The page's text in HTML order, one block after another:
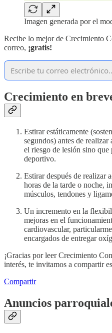
Imagen generada por el
Recibe lo mejor de Crecimiento
correo, ¡gratis!
Crecimiento en
Estirar estáticamente
segundos) antes de
el riesgo de lesión sino
deportivo.
Estirar después de realizar
horas de la tarde o noche,
músculos, tendones y
Un incremento en la
mejoras en el
cardiovascular,
encargados de entregar
¡Gracias por leer Crecimiento
interés, te invitamos a compartir
Compartir
Anuncios